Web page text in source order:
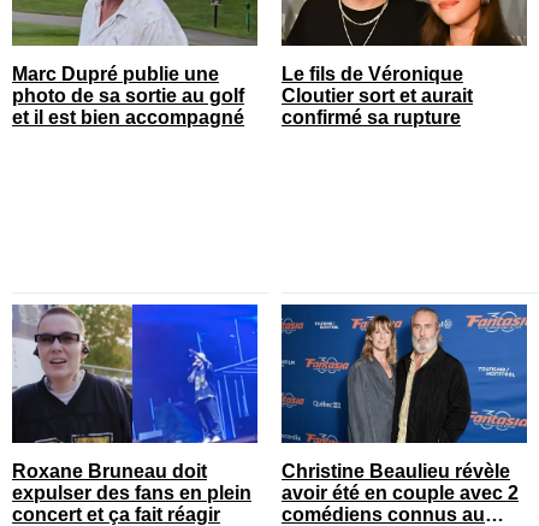
Marc Dupré publie une
photo de sa sortie au golf
et il est bien accompagné
Le fils de Véronique
Cloutier sort et aurait
confirmé sa rupture
Roxane Bruneau doit
expulser des fans en plein
concert et ça fait réagir
Christine Beaulieu révèle
avoir été en couple avec 2
comédiens connus au